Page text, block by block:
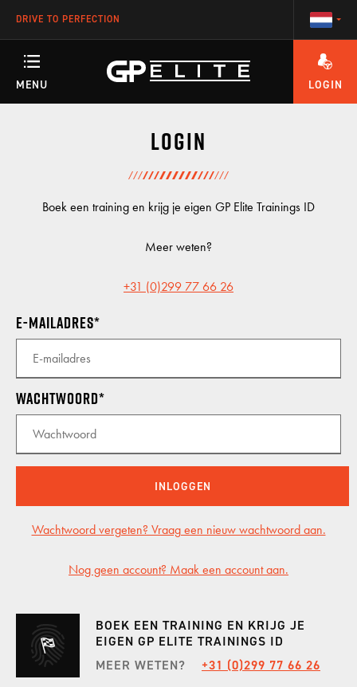
DRIVE TO PERFECTION
MENU
SEASON
ENGINEERING
INCENTIVES
GP CARS
SHOWROOM
KALENDER
VACATURES
LOGIN
Login
Boek een training en krijg je eigen GP Elite Trainings ID
Meer weten?
+31 (0)299 77 66 26
E-mailadres
Wachtwoord
INLOGGEN
Wachtwoord vergeten? Vraag een nieuw wachtwoord aan.
Nog geen account? Maak een account aan.
BOEK EEN TRAINING EN KRIJG JE
EIGEN GP ELITE TRAININGS ID
MEER WETEN?
+31 (0)299 77 66 26